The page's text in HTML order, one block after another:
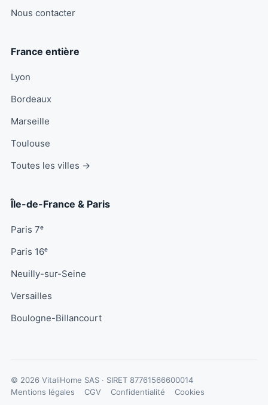
Nous contacter
France entière
Lyon
Bordeaux
Marseille
Toulouse
Toutes les villes →
Île-de-France & Paris
Paris 7ᵉ
Paris 16ᵉ
Neuilly-sur-Seine
Versailles
Boulogne-Billancourt
© 2026 VitaliHome SAS · SIRET 87761566600014
Mentions légales
CGV Confidentialité Cookies